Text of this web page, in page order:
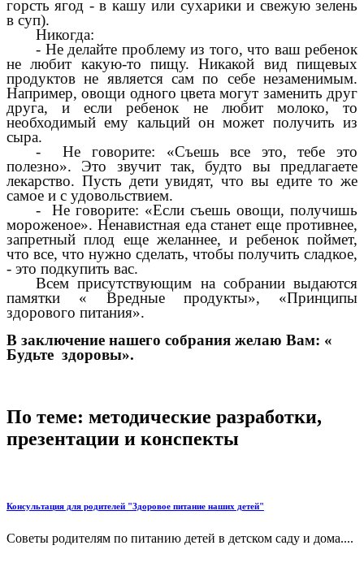
горсть ягод - в кашу или сухарики и свежую зелень
в суп).
Никогда:
- Не делайте проблему из того, что ваш ребенок
не любит какую-то пищу. Никакой вид пищевых
продуктов не является сам по себе незаменимым.
Например, овощи одного цвета могут заменить друг
друга, и если ребенок не любит молоко, то
необходимый ему кальций он может получить из
сыра.
- Не говорите: «Съешь все это, тебе это
полезно». Это звучит так, будто вы предлагаете
лекарство. Пусть дети увидят, что вы едите то же
самое и с удовольствием.
- Не говорите: «Если съешь овощи, получишь
мороженое». Ненавистная еда станет еще противнее,
запретный плод еще желаннее, и ребенок поймет,
что все, что нужно сделать, чтобы получить сладкое,
- это подкупить вас.
Всем присутствующим на собрании выдаются
памятки « Вредные продукты», «Принципы
здорового питания».
В заключение нашего собрания желаю Вам: «
Будьте здоровы».
По теме: методические разработки,
презентации и конспекты
Консультация для родителей "Здоровое питание наших детей"
Советы родителям по питанию детей в детском саду и дома....